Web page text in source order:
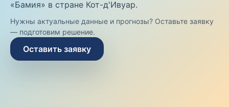
«Бамия» в стране Кот-д'Ивуар.
Нужны актуальные данные и прогнозы? Оставьте заявку
— подготовим решение.
Оставить заявку